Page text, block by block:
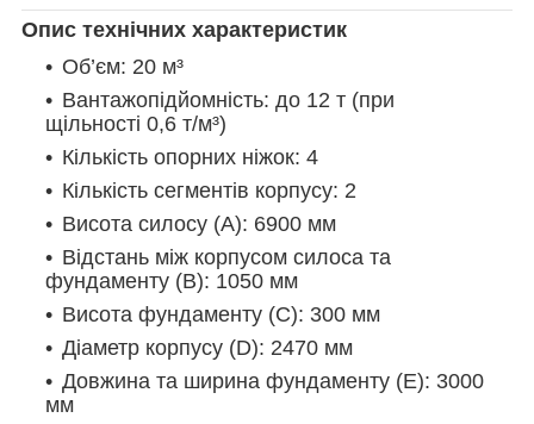
Опис технічних характеристик
Об’єм: 20 м³
Вантажопідйомність: до 12 т (при
щільності 0,6 т/м³)
Кількість опорних ніжок: 4
Кількість сегментів корпусу: 2
Висота силосу (A): 6900 мм
Відстань між корпусом силоса та
фундаменту (B): 1050 мм
Висота фундаменту (C): 300 мм
Діаметр корпусу (D): 2470 мм
Довжина та ширина фундаменту (E): 3000
мм